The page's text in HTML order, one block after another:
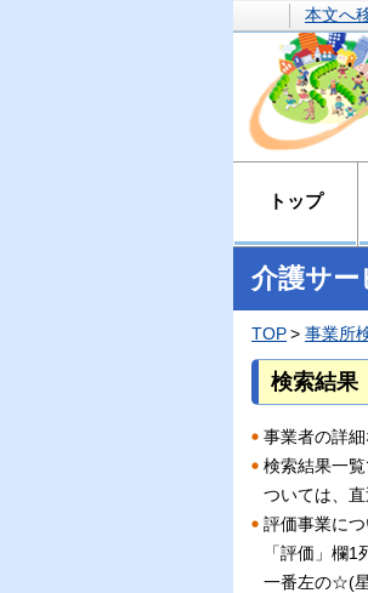
本文へ
トップ
介護サー
TOP 事業所
検索結果
事業者の詳
検索結果一
ついては、
評価事業につ
「評価」欄1
一番左の☆(